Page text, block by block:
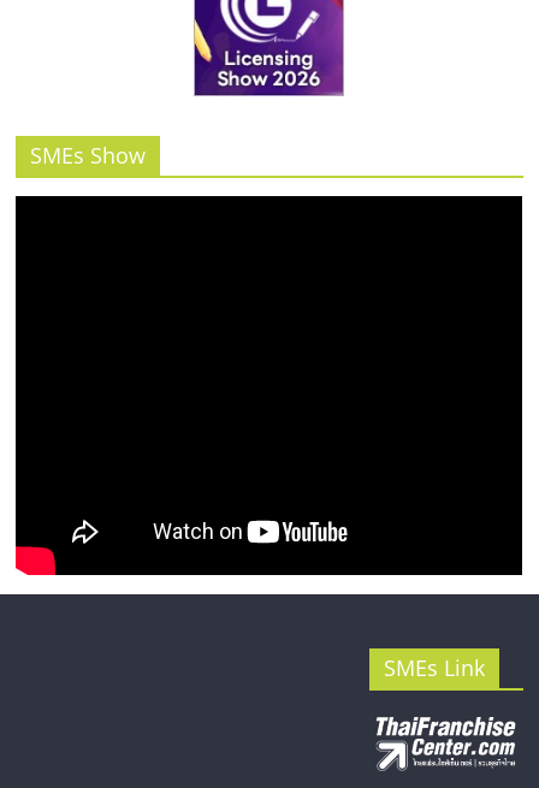
SMEs Show
SMEs Link